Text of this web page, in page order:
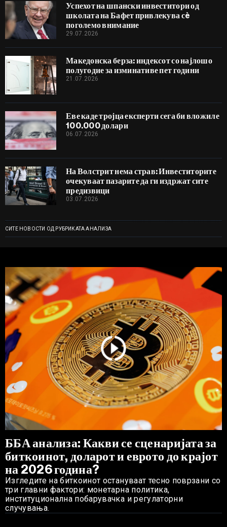
Успехот на шпански инвеститори од
школата на Бафет привлекува сè
поголемо внимание
29.07.2026
Македонска берза: индексот со најлошо
полугодие за изминативе пет години
21.07.2026
Еве каде тројца експерти сега би вложиле
100.000 долари
06.07.2026
На Волстрит нема страв: Инвеститорите
очекуваат пазарите да ги издржат сите
предизвици
03.07.2026
СИТЕ НОВОСТИ ОД РУБРИКАТА АНАЛИЗА
ББА анализа: Какви се сценаријата за
биткоинот, доларот и еврото до крајот
на 2026 година?
Изгледите на биткоинот остануваат тесно поврзани со
три главни фактори: монетарна политика,
институционална побарувачка и регулаторни
случувања.